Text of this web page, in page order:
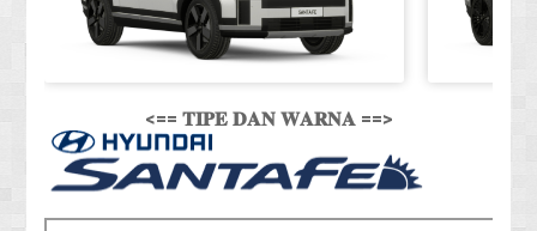
<== 𝐓𝐈𝐏𝐄 𝐃𝐀𝐍 𝐖𝐀𝐑𝐍𝐀 ==>